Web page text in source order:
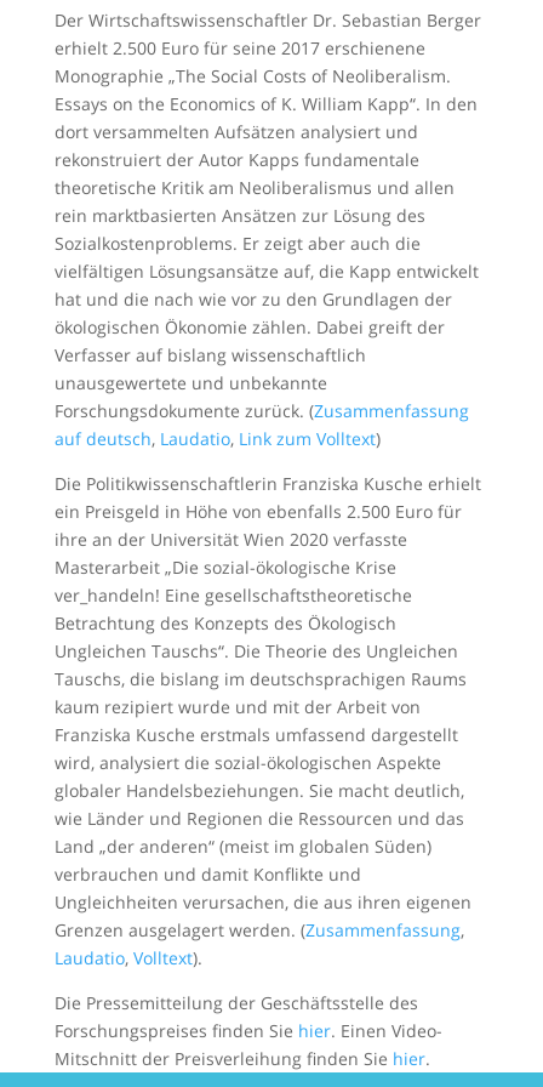
Der Wirtschaftswissenschaftler Dr. Sebastian Berger
erhielt 2.500 Euro für seine 2017 erschienene
Monographie „The Social Costs of Neoliberalism.
Essays on the Economics of K. William Kapp“. In den
dort versammelten Aufsätzen analysiert und
rekonstruiert der Autor Kapps fundamentale
theoretische Kritik am Neoliberalismus und allen
rein marktbasierten Ansätzen zur Lösung des
Sozialkostenproblems. Er zeigt aber auch die
vielfältigen Lösungsansätze auf, die Kapp entwickelt
hat und die nach wie vor zu den Grundlagen der
ökologischen Ökonomie zählen. Dabei greift der
Verfasser auf bislang wissenschaftlich
unausgewertete und unbekannte
Forschungsdokumente zurück. (Zusammenfassung
auf deutsch, Laudatio, Link zum Volltext)
Die Politikwissenschaftlerin Franziska Kusche erhielt
ein Preisgeld in Höhe von ebenfalls 2.500 Euro für
ihre an der Universität Wien 2020 verfasste
Masterarbeit „Die sozial-ökologische Krise
ver_handeln! Eine gesellschaftstheoretische
Betrachtung des Konzepts des Ökologisch
Ungleichen Tauschs“. Die Theorie des Ungleichen
Tauschs, die bislang im deutschsprachigen Raums
kaum rezipiert wurde und mit der Arbeit von
Franziska Kusche erstmals umfassend dargestellt
wird, analysiert die sozial-ökologischen Aspekte
globaler Handelsbeziehungen. Sie macht deutlich,
wie Länder und Regionen die Ressourcen und das
Land „der anderen“ (meist im globalen Süden)
verbrauchen und damit Konflikte und
Ungleichheiten verursachen, die aus ihren eigenen
Grenzen ausgelagert werden. (Zusammenfassung,
Laudatio, Volltext).
Die Pressemitteilung der Geschäftsstelle des
Forschungspreises finden Sie hier. Einen Video-
Mitschnitt der Preisverleihung finden Sie hier.